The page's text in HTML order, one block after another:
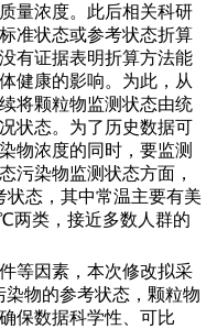
量浓度。此后相关科研
准状态或参考状态折算
有证据表明折算方法能
健康的影响。为此，从
将颗粒物监测状态由统
状态。为了历史数据可
物浓度的同时，要监测
污染物监测状态方面，
状态，其中常温主要有美
两类，接近多数人群的
等因素，本次修改拟采
物的参考状态，颗粒物
保数据科学性、可比